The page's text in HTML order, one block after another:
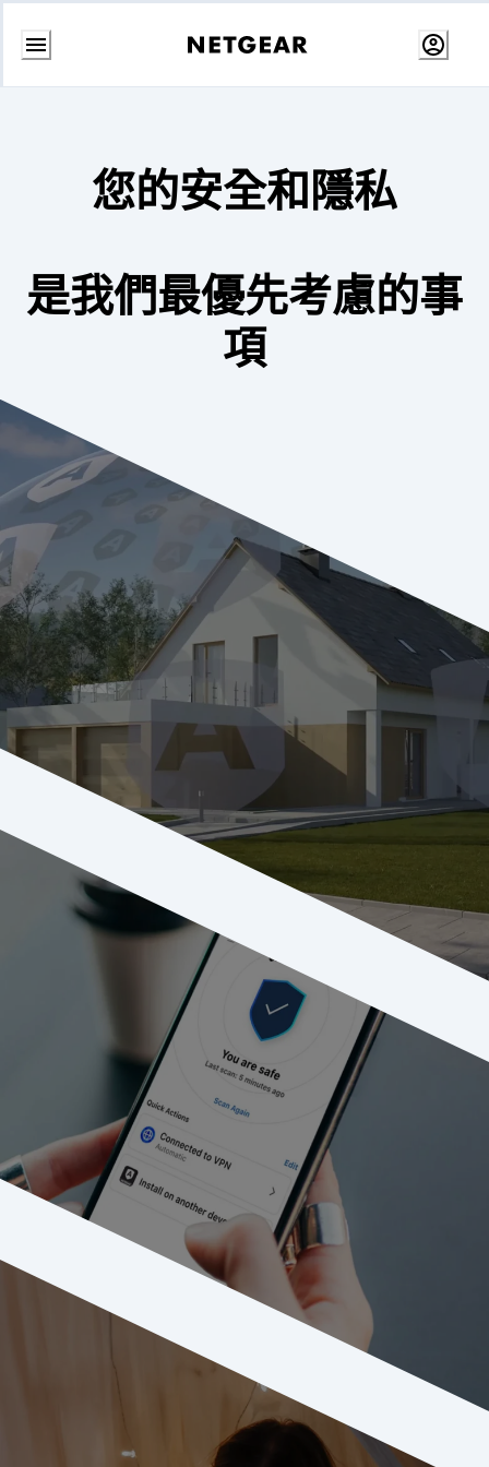
跳
您的安全和隱私
是我們最優先考慮的事
項